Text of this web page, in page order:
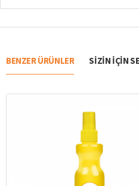
BENZER ÜRÜNLER SIZIN IÇIN